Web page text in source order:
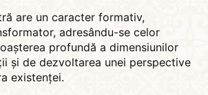
are un caracter formativ,
adresându-se celor
profundă a dimensiunilor
și de dezvoltarea unei perspective
existenței.